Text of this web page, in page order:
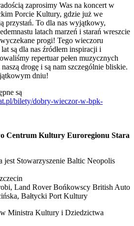
zaprosimy Was na koncert w
Porcie Kultury, gdzie już we
przystań. To dla nas wyjątkowy,
latach marzeń i starań wreszcie
progi! Tego wieczoru
są dla nas źródłem inspiracji i
repertuar pełen muzycznych
drogę i są nam szczególnie bliskie.
dniu!
są
bilety/dobry-wieczor-w-bpk-
Centrum Kultury Euroregionu Stara
jest Stowarzyszenie Baltic Neopolis
Land Rover Bońkowscy British Auto
Bałtycki Port Kultury
Ministra Kultury i Dziedzictwa